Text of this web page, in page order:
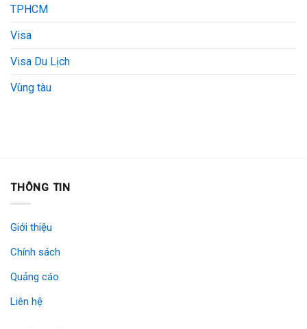
TPHCM
Visa
Visa Du Lịch
Vùng tàu
THÔNG TIN
Giới thiệu
Chính sách
Quảng cáo
Liên hệ